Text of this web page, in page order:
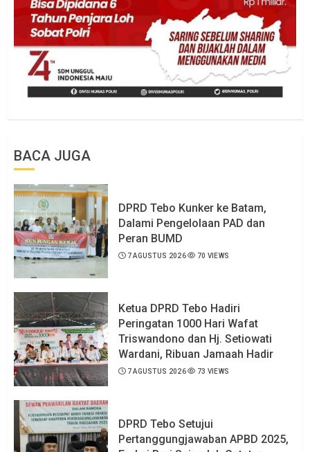
BACA JUGA
DPRD Tebo Kunker ke Batam,
Dalami Pengelolaan PAD dan
Peran BUMD
7 AGUSTUS 2026 70 VIEWS
Ketua DPRD Tebo Hadiri
Peringatan 1000 Hari Wafat
Triswandono dan Hj. Setiowati
Wardani, Ribuan Jamaah Hadir
7 AGUSTUS 2026 73 VIEWS
DPRD Tebo Setujui
Pertanggungjawaban APBD 2025,